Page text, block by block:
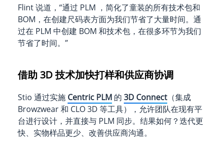
Flint 说道，“通过 PLM ，简化了童装的所有技术包和
BOM，在创建尺码表方面为我们节省了大量时间。通
过在 PLM 中创建 BOM 和技术包，在很多环节为我们
节省了时间。”
借助 3D 技术加快打样和供应商协调
Stio 通过实施 Centric PLM 的 3D Connect （集成
Browzwear 和 CLO 3D 等工具），允许团队在现有平
台进行设计，并直接与 PLM 同步。结果如何？迭代更
快、实物样品更少、改善供应商沟通。